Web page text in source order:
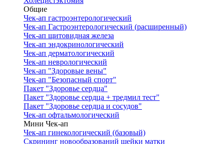
Общие
Чек-ап гастроэнтерологический
Чек-ап Гастроэнтерологический (расширенный)
Чек-ап щитовидная железа
Чек-ап эндокринологический
Чек-ап дерматологический
Чек-ап неврологический
Чек-ап "Здоровые вены"
Чек-ап "Безопасный спорт"
Пакет "Здоровье сердца"
Пакет "Здоровье сердца + тредмил тест"
Пакет "Здоровье сердца и сосудов"
Чек-ап офтальмологический
Мини Чек-ап
Чек-ап гинекологический (базовый)
Скрининг новообразований шейки матки